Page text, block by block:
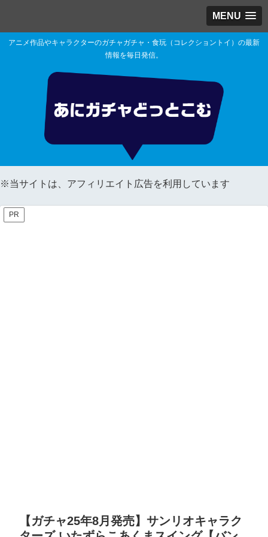
MENU
アニメ作品やキャラクターのガチャガチャ・食玩（コレクショントイ）の最新
情報を毎日発信。
※当サイトは、アフィリエイト広告を利用しています
PR
【ガチャ25年8月発売】サンリオキャラク